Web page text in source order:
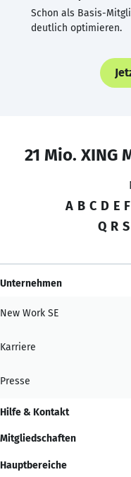
Schon als Basis-
deutlich optimieren.
21 Mio. XING
A B C D E F
Q R S
Unternehmen
New Work SE
Karriere
Presse
Hilfe & Kontakt
Mitgliedschaften
Hauptbereiche